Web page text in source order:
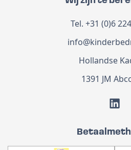
Tel. +31 (0)6
Hollandse
1391 JM